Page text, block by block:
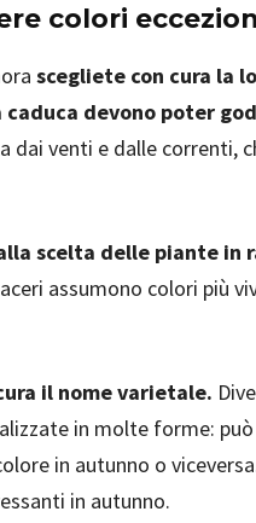
colori
scegliete con cura la
devono poter
dai venti e dalle correnti,
scelta delle piante in
assumono colori più
il nome varietale.
in molte forme:
in autunno o
in autunno.